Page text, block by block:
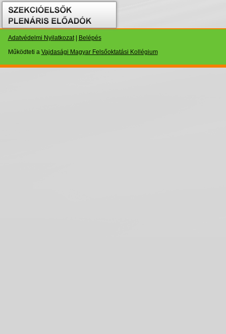
Adatvédelmi Nyilatkozat|
Belépés
Működteti a Vajdasági Magyar Felsőoktatási Kollégium